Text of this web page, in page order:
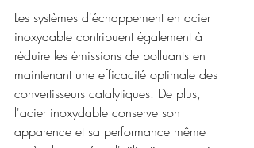
Les systèmes d'échappement en acier
inoxydable contribuent également à
réduire les émissions de polluants en
maintenant une efficacité optimale des
convertisseurs catalytiques. De plus,
l'acier inoxydable conserve son
apparence et sa performance même